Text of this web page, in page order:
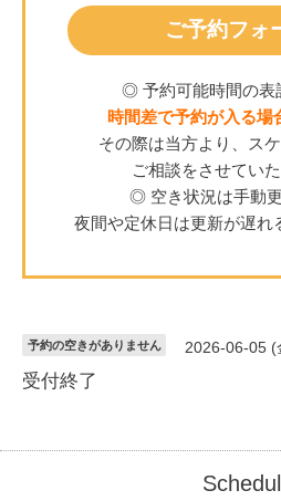
ご予約フォ
◎ 予約可能時間の表
時間差で予約が入る場
その際は当方より、ス
ご相談をさせていた
◎ 空き状況は手動更
夜間や定休日は更新が遅れ
予約の空きがありません 2026-06-05 (
受付終了